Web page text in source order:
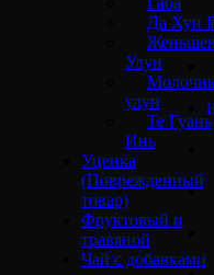
Да Хун
Улун
улун
Те Гуань
Инь
Уценка
(Поврежденный
товар)
Фруктовый и
травяной
Чай с добавками